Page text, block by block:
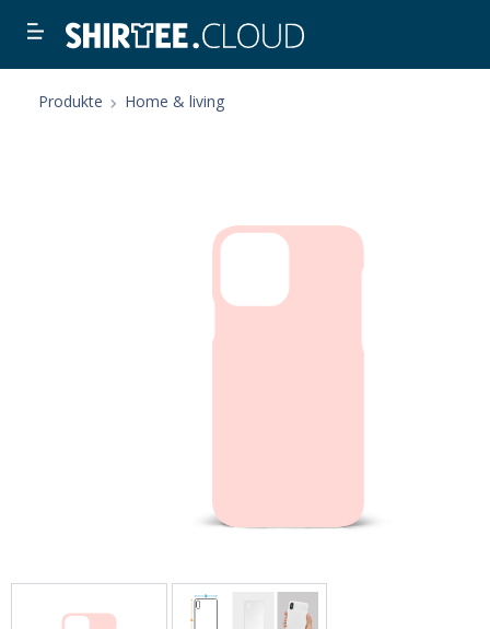
Produkte Home & living